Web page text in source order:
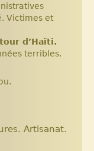
Victimes et
d’Haïti.
terribles.
Artisanat.